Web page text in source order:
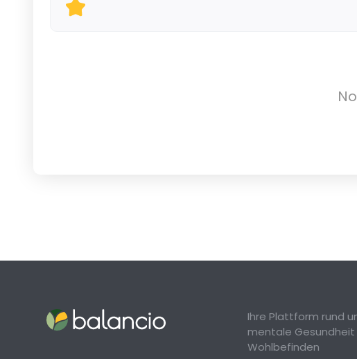
Ihre Plattform rund
mentale Gesundheit
Wohlbefinden